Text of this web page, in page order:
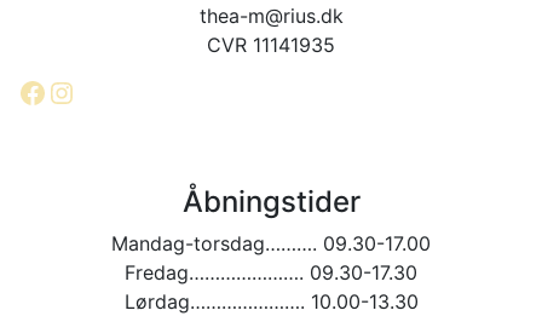
thea-m@rius.dk
CVR 11141935
Facebook
Instagram
Åbningstider
Mandag-torsdag………. 09.30-17.00
Fredag…………………. 09.30-17.30
Lørdag…………………. 10.00-13.30